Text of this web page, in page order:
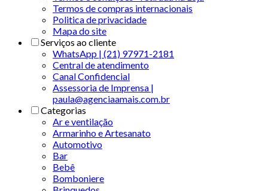
Termos de compras internacionais
Politica de privacidade
Mapa do site
Serviços ao cliente
WhatsApp | (21) 97971-2181
Central de atendimento
Canal Confidencial
Assessoria de Imprensa |
paula@agenciaamais.com.br
Categorias
Ar e ventilação
Armarinho e Artesanato
Automotivo
Bar
Bebê
Bomboniere